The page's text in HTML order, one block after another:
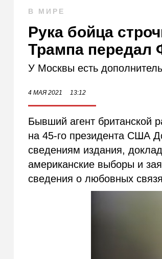
В МИРЕ
Рука бойца
Трампа передал
У Москвы есть
4 МАЯ 2021 13:12
Бывший агент британской
на 45-го президента США
сведениям издания,
американские выборы и
сведения о любовных